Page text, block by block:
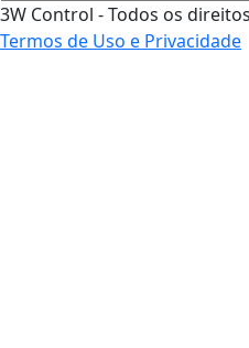
3W Control - Todos os
Termos de Uso e Privacidade